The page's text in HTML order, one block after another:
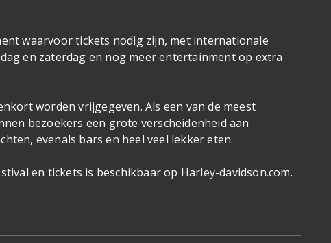
waarvoor tickets nodig zijn, met internationale
en zaterdag en nog meer entertainment op extra
worden vrijgegeven. Als een van de meest
bezoekers een grote verscheidenheid aan
evenals bars en heel veel lekker eten.
en tickets is beschikbaar op Harley-davidson.com.